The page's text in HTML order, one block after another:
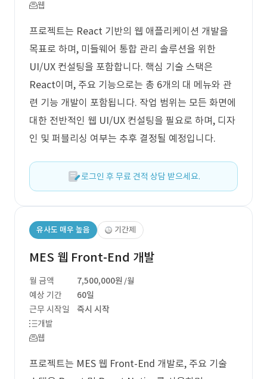
웹
프로젝트는 React 기반의 웹 애플리케이션 개발을
목표로 하며, 미들웨어 통합 관리 솔루션을 위한
UI/UX 컨설팅을 포함합니다. 핵심 기술 스택은
React이며, 주요 기능으로는 총 6개의 대 메뉴와 관
련 기능 개발이 포함됩니다. 작업 범위는 모든 화면에
대한 전반적인 웹 UI/UX 컨설팅을 필요로 하며, 디자
인 및 퍼블리싱 여부는 추후 결정될 예정입니다.
로그인 후 무료 견적 상담 받으세요.
유사도 매우 높음 기간제
MES 웹 Front-End 개발
월 금액 7,500,000원 /월
예상 기간
60일
근무 시작일
즉시 시작
개발
웹
프로젝트는 MES 웹 Front-End 개발로, 주요 기술